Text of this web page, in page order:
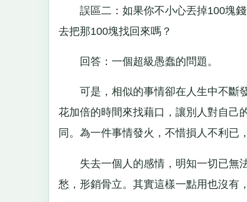
誤區二：如果你不小心丟掉100塊錢
去把那100塊找回來嗎？
回答：一個超級愚蠢的問題。
可是，相似的事情卻在人生中不斷發
花加倍的時間來找藉口，讓別人對自己
同。為一件事情發火，不惜損人不利已
失去一個人的感情，明知一切已無法
愁，形銷骨立。其實這樣一點用也沒有